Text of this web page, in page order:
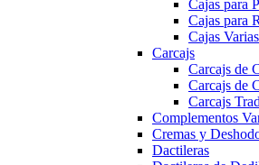
Cajas para
Cajas para
Cajas Varias
Carcajs
Carcajs de
Carcajs de
Carcajs
Complementos
Cremas y
Dactileras